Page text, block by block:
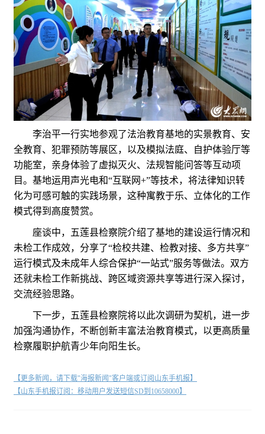
李治平一行实地参观了法治教育基地的实景教育、安
全教育、犯罪预防等展区，以及模拟法庭、自护体验厅等
功能室，亲身体验了虚拟灭火、法规智能问答等互动项
目。基地运用声光电和“互联网+”等技术，将法律知识转
化为可感可触的实践场景，这种寓教于乐、立体化的工作
模式得到高度赞赏。
座谈中，五莲县检察院介绍了基地的建设运行情况和
未检工作成效，分享了“检校共建、检教对接、多方共享”
运行模式及未成年人综合保护“一站式”服务等做法。双方
还就未检工作新挑战、跨区域资源共享等进行深入探讨，
交流经验思路。
下一步，五莲县检察院将以此次调研为契机，进一步
加强沟通协作，不断创新丰富法治教育模式，以更高质量
检察履职护航青少年向阳生长。
【更多新闻，请下载"海报新闻"客户端或订阅山东手机报】
【山东手机报订阅：移动用户发送短信SD到10658000】